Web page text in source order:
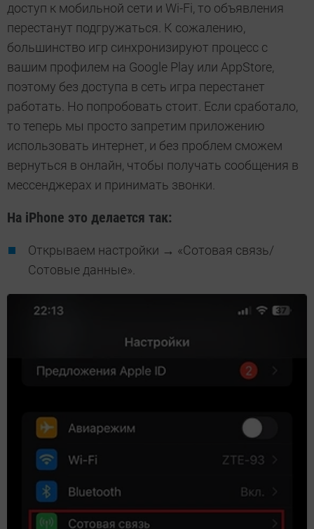
доступ к мобильной сети и Wi-Fi, то объявления
перестанут подгружаться. К сожалению,
большинство игр синхронизируют процесс с
вашим профилем на Google Play или AppStore,
поэтому без доступа в сеть игра перестанет
работать. Но попробовать стоит. Если сработало,
то теперь мы просто запретим приложению
использовать интернет, и без проблем сможем
вернуться в онлайн, чтобы получать сообщения в
мессенджерах и принимать звонки.
На iPhone это делается так:
Открываем настройки → «Сотовая связь/
Сотовые данные».